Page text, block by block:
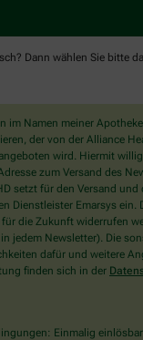
Dann wählen Sie bitte
im Namen meiner
der von der Alliance
wird. Hiermit
zum Versand des
setzt für den Versand und
Dienstleister Emarsys ein.
die Zukunft widerrufen
jedem Newsletter). Die
dafür und weitere
finden sich in der
Einmalig